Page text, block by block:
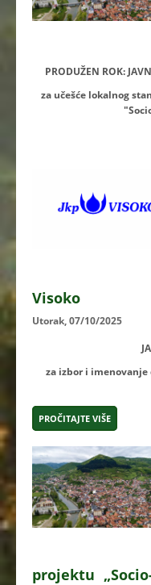
PRODUŽEN ROK:
za učešće lokalnog
Visoko
Utorak, 07/10/2025
za izbor i imenovanje
PROČITAJTE VIŠE
projektu